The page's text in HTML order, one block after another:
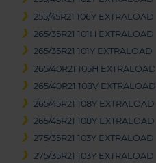
255/45R21 106Y EXTRALOAD
265/35R21 101H EXTRALOAD
265/35R21 101Y EXTRALOAD
265/40R21 105H EXTRALOAD
265/40R21 108V EXTRALOAD
265/45R21 108Y EXTRALOAD
265/45R21 108Y EXTRALOAD
275/35R21 103Y EXTRALOAD
275/35R21 103Y EXTRALOAD